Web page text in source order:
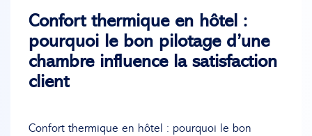
Confort thermique en hôtel :
pourquoi le bon pilotage d’une
chambre influence la satisfaction
client
Confort thermique en hôtel : pourquoi le bon